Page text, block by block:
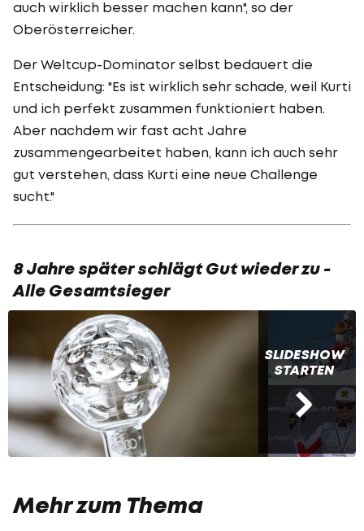
auch wirklich besser machen kann", so der
Oberösterreicher.
Der Weltcup-Dominator selbst bedauert die
Entscheidung: "Es ist wirklich sehr schade, weil Kurti
und ich perfekt zusammen funktioniert haben.
Aber nachdem wir fast acht Jahre
zusammengearbeitet haben, kann ich auch sehr
gut verstehen, dass Kurti eine neue Challenge
sucht."
8 Jahre später schlägt Gut wieder zu -
Alle Gesamtsieger
SLIDESHOW
STARTEN
Mehr zum Thema